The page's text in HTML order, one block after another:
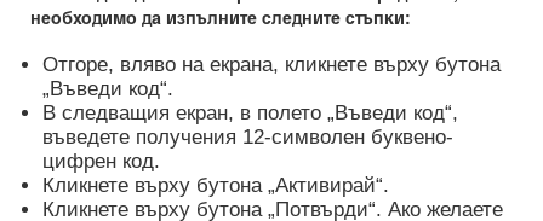
необходимо да изпълните следните стъпки:
Отгоре, вляво на екрана, кликнете върху бутона
„Въведи код“.
В следващия екран, в полето „Въведи код“,
въведете получения 12-символен буквено-
цифрен код.
Кликнете върху бутона „Активирай“.
Кликнете върху бутона „Потвърди“. Ако желаете